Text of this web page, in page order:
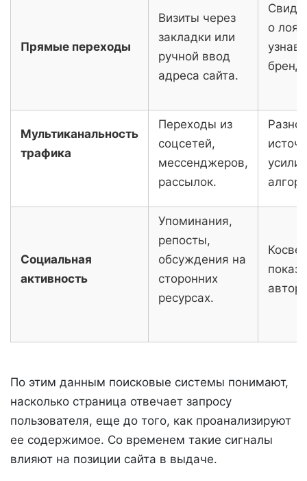
Прямые переходы
Визиты через
закладки или
ручной ввод
адреса сайта.
о
Мультиканальность
трафика
Переходы из
соцсетей,
мессенджеров,
рассылок.
Социальная
активность
Упоминания,
репосты,
обсуждения на
сторонних
ресурсах.
По этим данным поисковые системы понимают,
насколько страница отвечает запросу
пользователя, еще до того, как проанализируют
ее содержимое. Со временем такие сигналы
влияют на позиции сайта в выдаче.